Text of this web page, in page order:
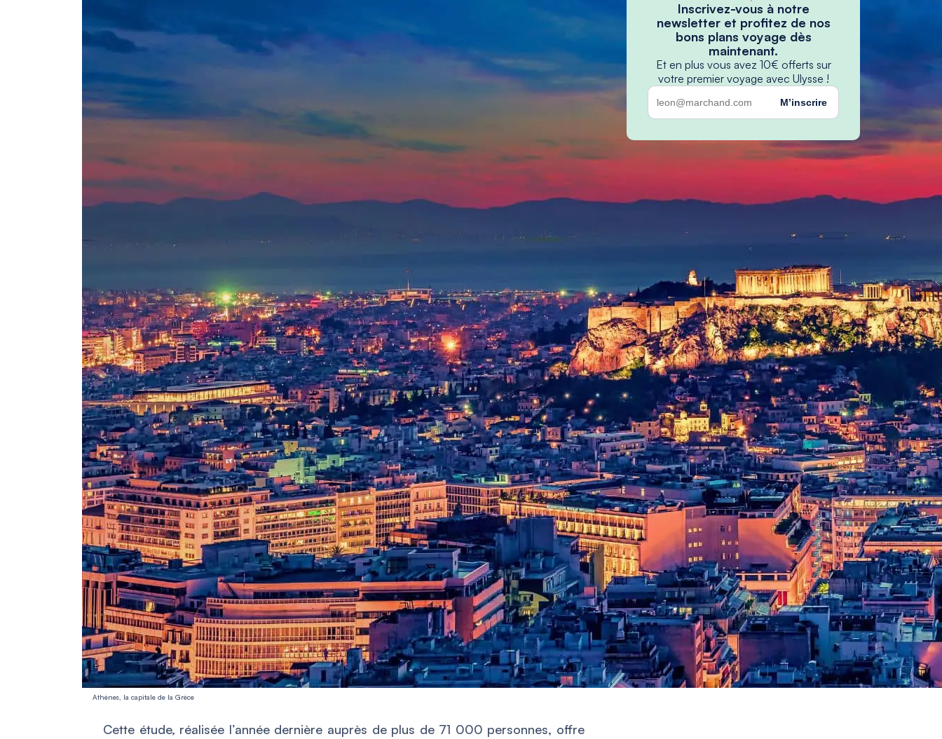
Athènes, la capitale de la Grèce
Cette étude, réalisée l’année dernière auprès de plus de 71 000 personnes, offre
Inscrivez-vous à notre
newsletter et profitez de nos
bons plans voyage dès
maintenant.
Et en plus vous avez 10€ offerts sur
votre premier voyage avec Ulysse !
M’inscrire